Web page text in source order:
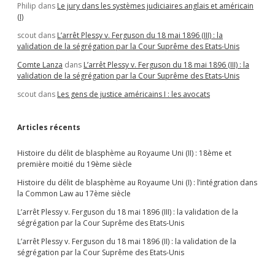
Philip dans Le jury dans les systèmes judiciaires anglais et américain
(I)
scout dans L’arrêt Plessy v. Ferguson du 18 mai 1896 (III) : la
validation de la ségrégation par la Cour Suprême des Etats-Unis
Comte Lanza dans L’arrêt Plessy v. Ferguson du 18 mai 1896 (III) : la
validation de la ségrégation par la Cour Suprême des Etats-Unis
scout dans Les gens de justice américains I : les avocats
Articles récents
Histoire du délit de blasphème au Royaume Uni (II) : 18ème et
première moitié du 19ème siècle
Histoire du délit de blasphème au Royaume Uni (I) : l’intégration dans
la Common Law au 17ème siècle
L’arrêt Plessy v. Ferguson du 18 mai 1896 (III) : la validation de la
ségrégation par la Cour Suprême des Etats-Unis
L’arrêt Plessy v. Ferguson du 18 mai 1896 (II) : la validation de la
ségrégation par la Cour Suprême des Etats-Unis